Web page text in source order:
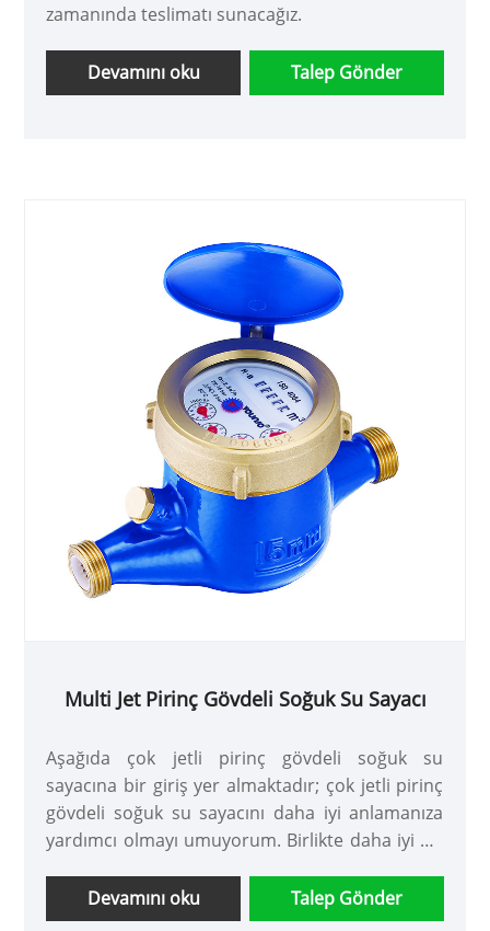
zamanında teslimatı sunacağız.
Devamını oku Talep Gönder
Multi Jet Pirinç Gövdeli Soğuk Su Sayacı
Aşağıda çok jetli pirinç gövdeli soğuk su
sayacına bir giriş yer almaktadır; çok jetli pirinç
gövdeli soğuk su sayacını daha iyi anlamanıza
yardımcı olmayı umuyorum. Birlikte daha iyi bir
devam edecek yeni ve eski müşterilere hoş
geldiniz!
Devamını oku Talep Gönder